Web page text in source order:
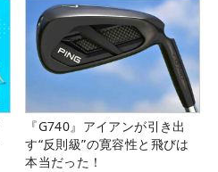
『G740』アイアンが引き出
す“反則級”の寛容性と飛びは
本当だった！